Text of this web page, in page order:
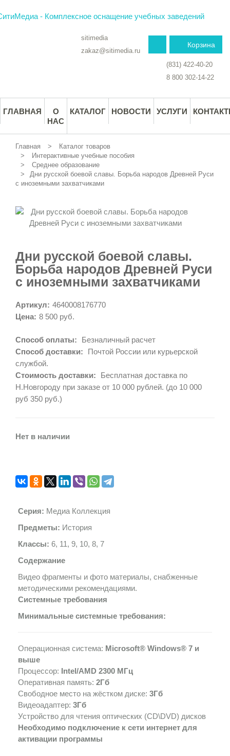
Корзина
sitimedia
zakaz@sitimedia.ru
(831) 422-40-20
8 800 302-14-22
ГЛАВНАЯ
О
НАС
КАТАЛОГ НОВОСТИ УСЛУГИ
Главная
Каталог товаров
Интерактивные учебные пособия
Среднее образование
Дни русской боевой славы. Борьба народов Древней Руси
с иноземными захватчиками
Дни русской боевой славы.
Борьба народов Древней Руси
с иноземными захватчиками
Артикул: 4640008176770
Цена: 8 500 руб.
Способ оплаты:
Безналичный расчет
Способ доставки:
Почтой России или курьерской
службой.
Стоимость доставки:
Бесплатная доставка по
Н.Новгороду при заказе от 10 000 рублей. (до 10 000
руб 350 руб.)
Нет в наличии
Серия: Медиа Коллекция
Предметы: История
Классы: 6, 11, 9, 10, 8, 7
Содержание
Видео фрагменты и фото материалы, снабженные
методическими рекомендациями.
Системные требования
Минимальные системные требования:
Операционная система: Microsoft® Windows® 7 и
выше
Процессор: Intel/AMD 2300 МГц
Оперативная память: 2Гб
Свободное место на жёстком диске: 3Гб
Видеоадаптер: 3Гб
Устройство для чтения оптических (CD\DVD) дисков
Необходимо подключение к сети интернет для
активации программы